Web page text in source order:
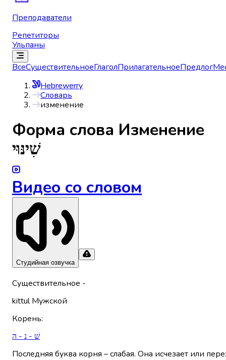
Преподаватели
Репетиторы
Ульпаны
ВсеСуществительноеГлаголПрилагательноеПредлог
Hebrewerry
Словарь
изменение
Форма слова Изменение
שִׁינּוּי
Видео со словом
Студийная озвучка
Существительное -
kittul Мужской
Корень:
שׁ - נ - ה
Последняя буква корня – слабая. Она исчезает или